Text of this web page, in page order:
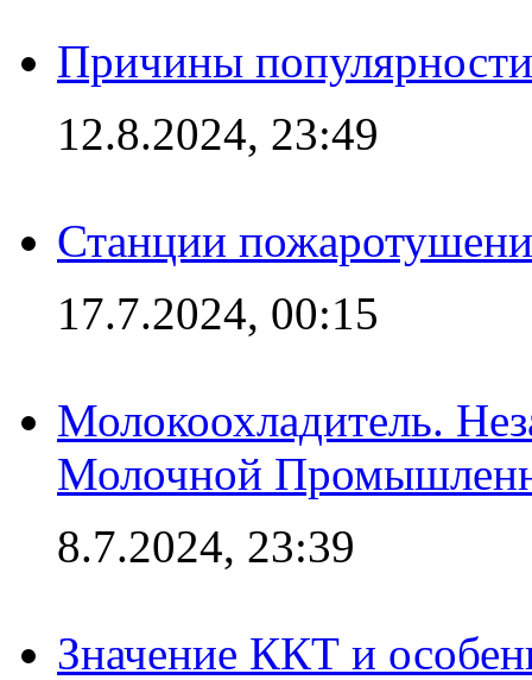
Причины
12.8.2024, 23:49
Станции
17.7.2024, 00:15
Молокоохладитель.
Молочной
8.7.2024, 23:39
Значение ККТ и